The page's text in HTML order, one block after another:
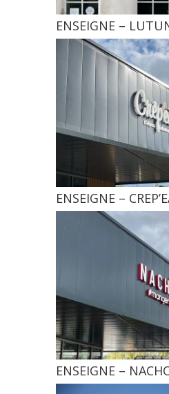
ENSEIGNE –
ENSEIGNE –
ENSEIGNE –